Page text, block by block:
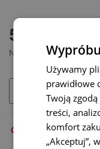
55 zł
Netto: 44,72 zł
OPIS
Używamy
prawidłowe
Twoją
treści,
komfort
„Akceptuj”,